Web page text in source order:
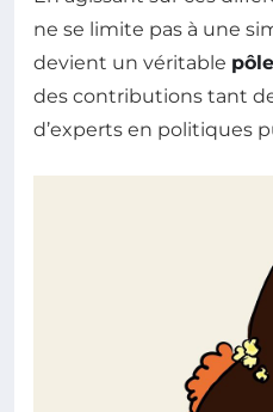
ne se limite pas à une
devient un véritable
des contributions tant
d’experts en politiques